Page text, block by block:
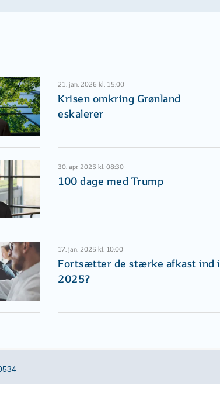
21. jan. 2026 kl. 15:00
Krisen omkring Grønland
eskalerer
30. apr. 2025 kl. 08:30
100 dage med Trump
17. jan. 2025 kl. 10:00
Fortsætter de stærke afkast ind i
2025?